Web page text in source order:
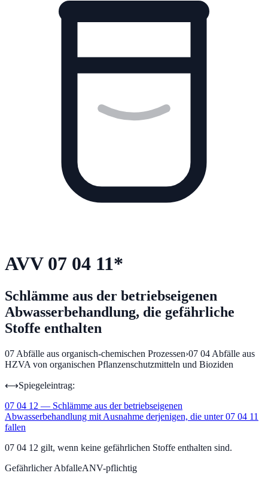
AVV 07 04 11*
Schlämme aus der betriebseigenen
Abwasserbehandlung, die gefährliche
Stoffe enthalten
07 Abfälle aus organisch-chemischen Prozessen›07 04 Abfälle aus
HZVA von organischen Pflanzenschutzmitteln und Bioziden
⟷Spiegeleintrag:
07 04 12 — Schlämme aus der betriebseigenen
Abwasserbehandlung mit Ausnahme derjenigen, die unter 07 04 11
fallen
07 04 12 gilt, wenn keine gefährlichen Stoffe enthalten sind.
Gefährlicher AbfalleANV-pflichtig